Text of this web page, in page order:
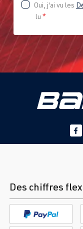
Oui, j'ai vu les
lu *
Des chiffres